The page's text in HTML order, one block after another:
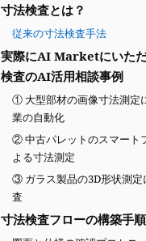
寸法検査とは？
従来の寸法検査手法
実際にAI Marketにいた
検査のAI活用相談事例
① 大型部材の画像寸法測定
業の自動化
② 中古パレットのスマート
よる寸法測定
③ ガラス製品の3D形状測定
査
寸法検査フローの構築手順